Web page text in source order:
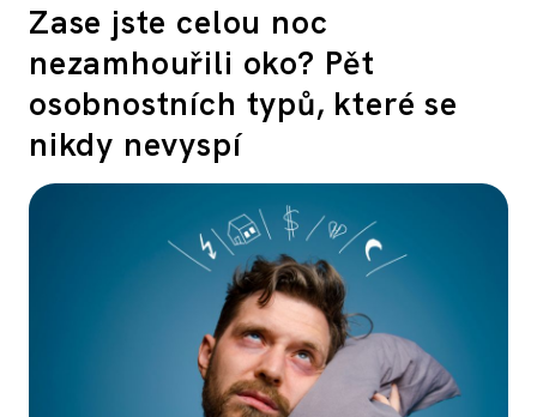
PSYCHOLOGIE
RODINA A DĚTI
SEX A VZTAHY
PORADNA
Zase jste celou noc
nezamhouřili oko? Pět
osobnostních typů, které se
nikdy nevyspí